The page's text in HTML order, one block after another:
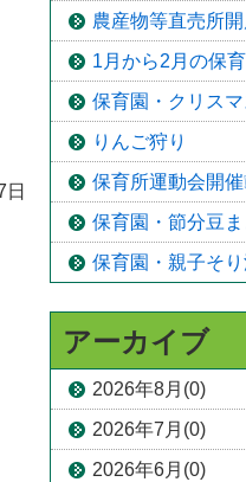
農産物等直売所
1月から2月の保
保育園・クリス
りんご狩り
保育所運動会開催
保育園・節分豆ま
保育園・親子そ
アーカイブ
2026年8月(0)
2026年7月(0)
2026年6月(0)